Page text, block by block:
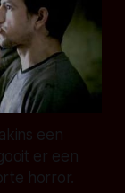
een
er een
horror.